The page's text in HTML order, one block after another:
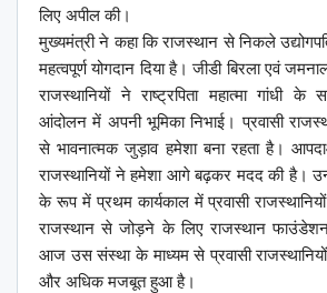
लिए अपील की।
मुख्यमंत्री ने कहा कि राजस्थान से निकले
महत्वपूर्ण योगदान दिया है। जीडी बिरला एवं
राजस्थानियों ने राष्ट्रपिता महात्मा गांधी के
आंदोलन में अपनी भूमिका निभाई। प्रवासी
से भावनात्मक जुड़ाव हमेशा बना रहता है।
राजस्थानियों ने हमेशा आगे बढ़कर मदद की है।
के रूप में प्रथम कार्यकाल में प्रवासी
राजस्थान से जोड़ने के लिए राजस्थान
आज उस संस्था के माध्यम से प्रवासी
और अधिक मजबूत हुआ है।